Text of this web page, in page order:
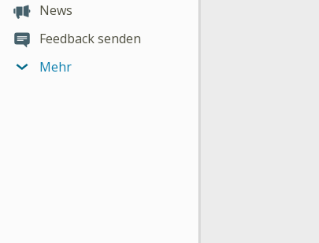
News
Feedback senden
Mehr